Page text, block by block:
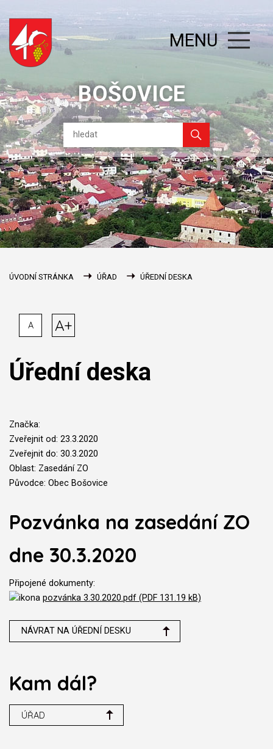
BOŠOVICE
MENU
ÚVODNÍ STRÁNKA ÚŘAD ÚŘEDNÍ DESKA
A A+
Úřední deska
Značka:
Zveřejnit od: 23.3.2020
Zveřejnit do: 30.3.2020
Oblast: Zasedání ZO
Původce: Obec Bošovice
Pozvánka na zasedání ZO
dne 30.3.2020
Připojené dokumenty:
pozvánka 3.30.2020.pdf (PDF 131.19 kB)
NÁVRAT NA ÚŘEDNÍ DESKU
Kam dál?
ÚŘAD